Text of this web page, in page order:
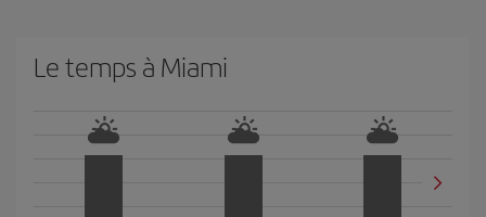
Le temps à Miami